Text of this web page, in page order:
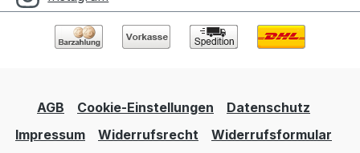
AGB Cookie-Einstellungen
Datenschutz
Impressum
Widerrufsrecht
Widerrufsformular